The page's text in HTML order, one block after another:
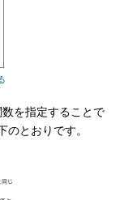
を指定することで
とおりです。